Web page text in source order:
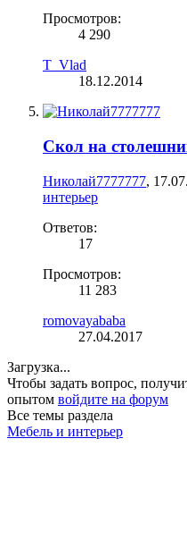
Просмотров:
4 290
T_Vlad
18.12.2014
Скол на
Николай7777777,
интерьер
Ответов:
17
Просмотров:
11 283
romovayababa
27.04.2017
Загрузка...
Чтобы задать вопрос,
опытом войдите на форум
Все темы раздела
Мебель и интерьер